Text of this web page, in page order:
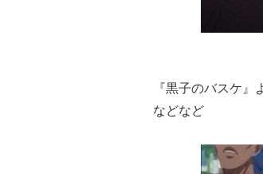
『黒子のバスケ
などなど